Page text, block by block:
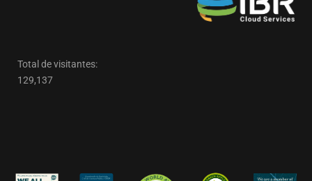
Total de visitantes:
129,137